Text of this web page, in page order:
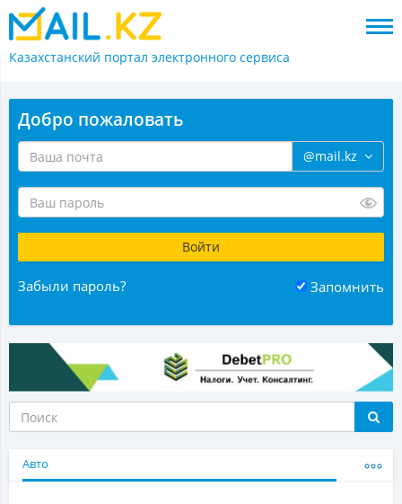
Казахстанский портал электронного сервиса
Добро пожаловать
@mail.kz
Забыли пароль? Запомнить
Авто